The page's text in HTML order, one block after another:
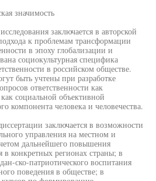
значимость
заключается в авторской
к проблемам трансформации
в эпоху глобализации и
социокультурная специфика
в российском обществе.
быть учтены при разработке
ответственности как
социальной объективной
компонента человека и человечества.
заключается в возможности
управления на местном и
дальнейшего повышения
в конкретных регионах страны; в
ско-патриотического воспитания
поведения в обществе; в